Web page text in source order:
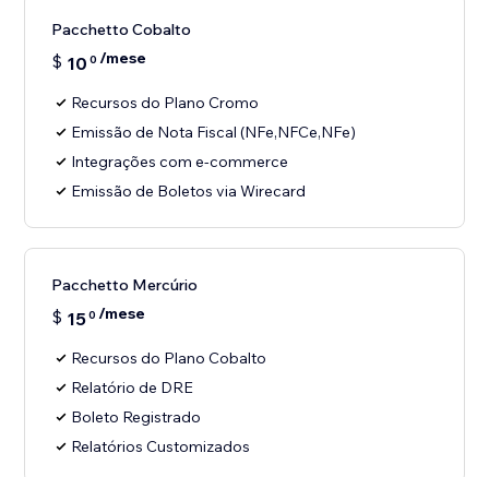
Pacchetto Cobalto
$ 10 0 /mese
Recursos do Plano Cromo
Emissão de Nota Fiscal (NFe,NFCe,NFe)
Integrações com e-commerce
Emissão de Boletos via Wirecard
Pacchetto Mercúrio
$ 150 /mese
Recursos do Plano Cobalto
Relatório de DRE
Boleto Registrado
Relatórios Customizados